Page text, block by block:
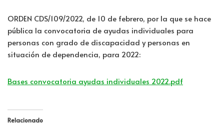
ORDEN CDS/109/2022, de 10 de febrero, por la que se hace
pública la convocatoria de ayudas individuales para
personas con grado de discapacidad y personas en
situación de dependencia, para 2022:
Bases convocatoria ayudas individuales 2022.pdf
Relacionado